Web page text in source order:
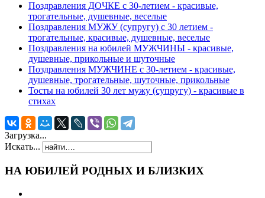
Поздравления ДОЧКЕ c 30-летием - красивые,
трогательные, душевные, веселые
Поздравления МУЖУ (супругу) с 30 летием -
трогательные, красивые, душевные, веселые
Поздравления на юбилей МУЖЧИНЫ - красивые,
душевные, прикольные и шуточные
Поздравления МУЖЧИНЕ c 30-летием - красивые,
душевные, трогательные, шуточные, прикольные
Тосты на юбилей 30 лет мужу (супругу) - красивые в
стихах
Загрузка...
Искать...
НА ЮБИЛЕЙ РОДНЫХ И БЛИЗКИХ